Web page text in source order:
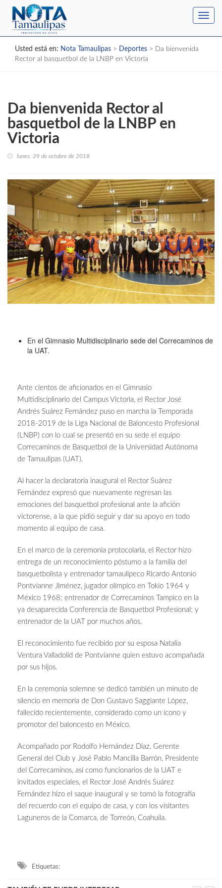
Usted está en: Nota Tamaulipas > Deportes > Da bienvenida
Rector al basquetbol de la LNBP en Victoria
Da bienvenida Rector al
basquetbol de la LNBP en
Victoria
lunes, 29 de octubre de 2018
En el Gimnasio Multidisciplinario sede del Correcaminos de
la UAT.
Ante cientos de aficionados en el Gimnasio
Multidisciplinario del Campus Victoria, el Rector José
Andrés Suárez Fernández puso en marcha la Temporada
2018-2019 de la Liga Nacional de Baloncesto Profesional
(LNBP) con lo cual se presentó en su sede el equipo
Correcaminos de Basquetbol de la Universidad Autónoma
de Tamaulipas (UAT).
Al hacer la declaratoria inaugural el Rector Suárez
Fernández expresó que nuevamente regresan las
emociones del basquetbol profesional ante la afición
victorense, a la que pidió seguir y dar su apoyo en todo
momento al equipo de casa.
En el marco de la ceremonia protocolaria, el Rector hizo
entrega de un reconocimiento póstumo a la familia del
basquetbolista y entrenador tamaulipeco Ricardo Antonio
Pontvianne Jiménez, jugador olímpico en Tokio 1964 y
México 1968; entrenador de Correcaminos Tampico en la
ya desaparecida Conferencia de Basquetbol Profesional; y
entrenador de la UAT por muchos años.
El reconocimiento fue recibido por su esposa Natalia
Ventura Valladolid de Pontvianne quien estuvo acompañada
por sus hijos.
En la ceremonia solemne se dedicó también un minuto de
silencio en memoria de Don Gustavo Saggiante López,
fallecido recientemente, considerado como un ícono y
promotor del baloncesto en México.
Acompañado por Rodolfo Hernández Díaz, Gerente
General del Club y José Pablo Mancilla Barrón, Presidente
del Correcaminos, así como funcionarios de la UAT e
invitados especiales, el Rector José Andrés Suárez
Fernández hizo el saque inaugural y se tomó la fotografía
del recuerdo con el equipo de casa, y con los visitantes
Laguneros de la Comarca, de Torreón, Coahuila.
Etiquetas: